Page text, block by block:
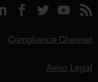
Compliance Channel
Aviso Legal